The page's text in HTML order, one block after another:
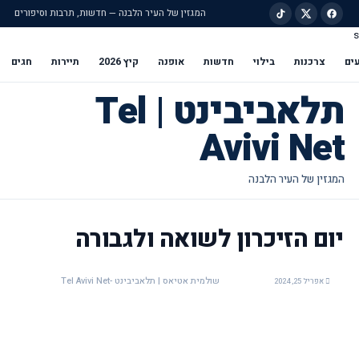
המגזין של העיר הלבנה — חדשות, תרבות וסיפורים
s
צרכנות בילוי חדשות אופנה קיץ 2026 תיירות חגים
תלאביבינט | Tel
Avivi Net
יום הזיכרון לשואה ולגבורה
אפריל 25, 2024 שולמית אטיאס | תלאביבינט -Tel Avivi Net